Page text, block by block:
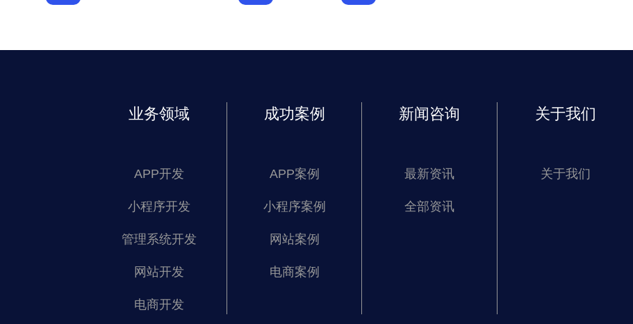
关于我们
关于我们
新闻咨询
最新资讯
全部资讯
成功案例
APP案例
小程序案例
网站案例
电商案例
业务领域
APP开发
小程序开发
管理系统开发
网站开发
电商开发